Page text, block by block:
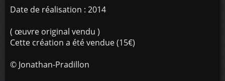
Date de réalisation : 2014
( œuvre original vendu )
Cette création a été vendue (15€)
© Jonathan-Pradillon